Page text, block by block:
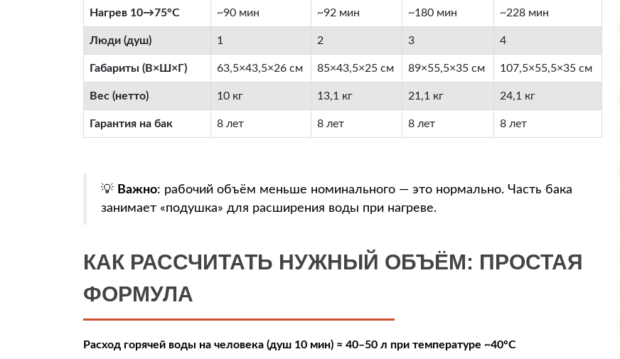
Нагрев 10→75°C ~90 мин ~92 мин ~180 мин ~228 мин
Люди (душ) 1 2 3 4
Габариты (В×Ш×Г) 63,5×43,5×26 см 85×43,5×25 см 89×55,5×35 см 107,5×55,5×35 см
Вес (нетто) 10 кг 13,1 кг 21,1 кг 24,1 кг
Гарантия на бак 8 лет 8 лет 8 лет 8 лет
💡 Важно: рабочий объём меньше номинального — это нормально. Часть бака
занимает «подушка» для расширения воды при нагреве.
КАК РАССЧИТАТЬ НУЖНЫЙ ОБЪЁМ: ПРОСТАЯ
ФОРМУЛА
Расход горячей воды на человека (душ 10 мин) ≈ 40–50 л при температуре ~40°C